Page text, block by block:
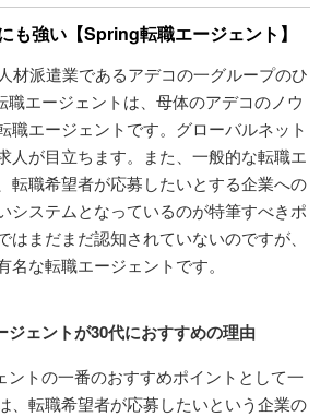
も強い【Spring転職エージェント】
材派遣業であるアデコの一グループのひ
職エージェントは、母体のアデコのノウ
職エージェントです。グローバルネット
人が目立ちます。また、一般的な転職エ
転職希望者が応募したいとする企業への
システムとなっているのが特筆すべきポ
はまだまだ認知されていないのですが、
名な転職エージェントです。
ェントが30代におすすめの理由
ントの一番のおすすめポイントとして一
、転職希望者が応募したいという企業の